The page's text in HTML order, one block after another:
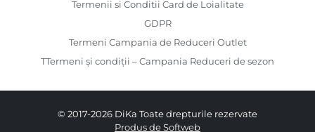
Termenii si Conditii Card de Loialitate
GDPR
Termeni Campania de Reduceri Outlet
TTermeni și condiții – Campania Reduceri de sezon
© 2017-2026 DiKa Toate drepturile rezervate
Produs de Softweb